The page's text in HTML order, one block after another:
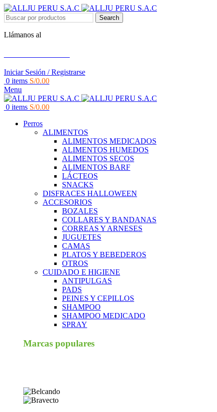
Search
Llámanos al
Iniciar Sesión / Registrarse
0 items S/0.00
Menu
0 items S/0.00
Perros
ALIMENTOS
ALIMENTOS MEDICADOS
ALIMENTOS HUMEDOS
ALIMENTOS SECOS
ALIMENTOS BARF
LÁCTEOS
SNACKS
DISFRACES HALLOWEEN
ACCESORIOS
BOZALES
COLLARES Y BANDANAS
CORREAS Y ARNESES
JUGUETES
CAMAS
PLATOS Y BEBEDEROS
OTROS
CUIDADO E HIGIENE
ANTIPULGAS
PADS
PEINES Y CEPILLOS
SHAMPOO
SHAMPOO MEDICADO
SPRAY
Marcas populares